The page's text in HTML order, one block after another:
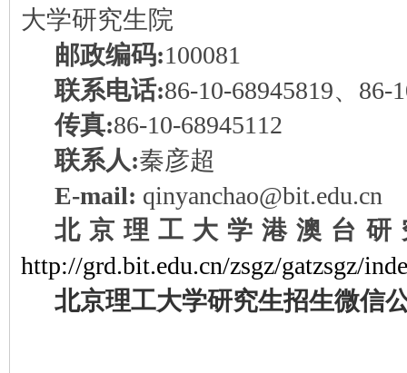
大学研究生院
邮政编码:100081
联系电话:86-10-68945819、86-
传真:86-10-68945112
联系人:秦彦超
E-mail: qinyanchao@bit.edu.cn
北京理工大学港澳台研
http://grd.bit.edu.cn/zsgz/gatzsgz/
北京理工大学研究生招生微信